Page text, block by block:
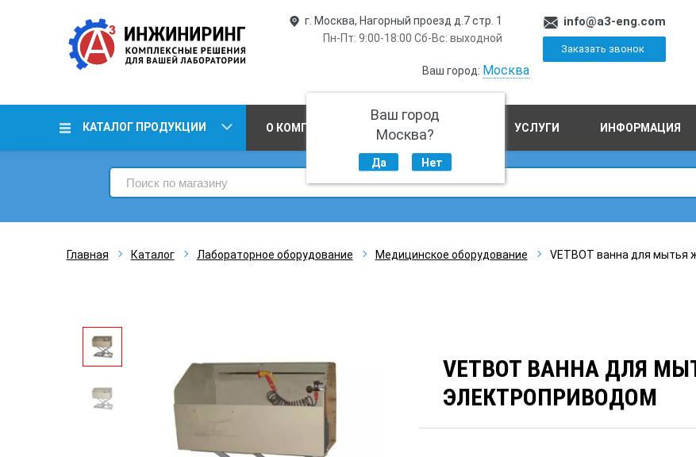
г. Москва, Нагорный проезд д.7 стр. 1
Пн-Пт: 9:00-18:00 Сб-Вс: выходной
Ваш город: Москва
Ваш город
Москва?
Да Нет
info@a3-eng.com
Заказать звонок
КАТАЛОГ ПРОДУКЦИИ О КОМПАНИИ ПРОИЗВОДСТВО УСЛУГИ ИНФОРМАЦИЯ
Главная Каталог Лабораторное оборудование Медицинское оборудование VETBOT ванна для мытья
VETBOT ВАННА ДЛЯ
ЭЛЕКТРОПРИВОДОМ